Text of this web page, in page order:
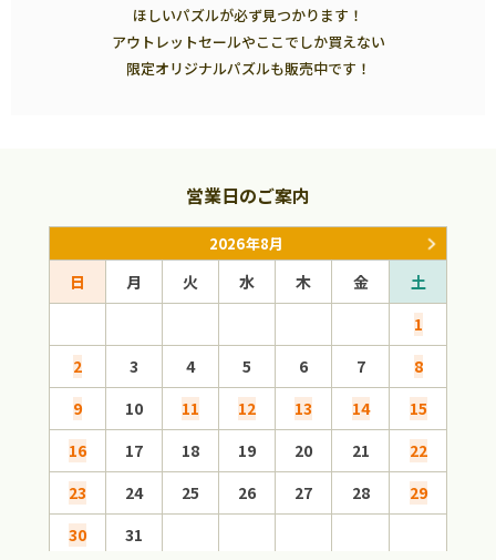
ほしいパズルが必ず見つかります！
アウトレットセールやここでしか買えない
限定オリジナルパズルも販売中です！
営業日のご案内
2026年8月
日 月 火 水 木 金
土
1
2
3 4 5 6 7
8
9
10 11 12 13 14
15
16
17 18 19 20 21
22
23
24 25 26 27 28
29
30
31